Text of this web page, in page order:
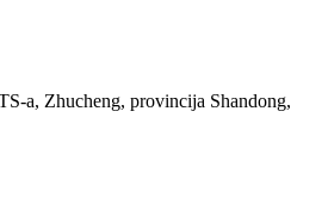
a, Zhucheng, provincija Shandong,